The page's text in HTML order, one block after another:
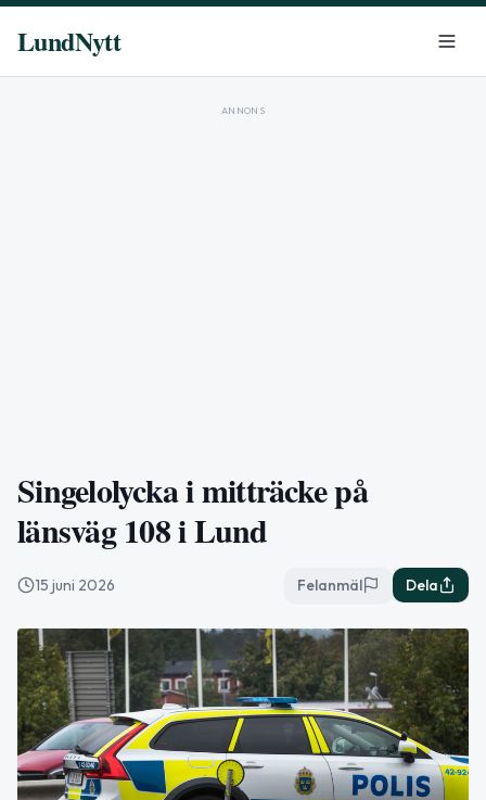
LundNytt
ANNONS
Singelolycka i mitträcke på
länsväg 108 i Lund
15 juni 2026 Felanmäl Dela